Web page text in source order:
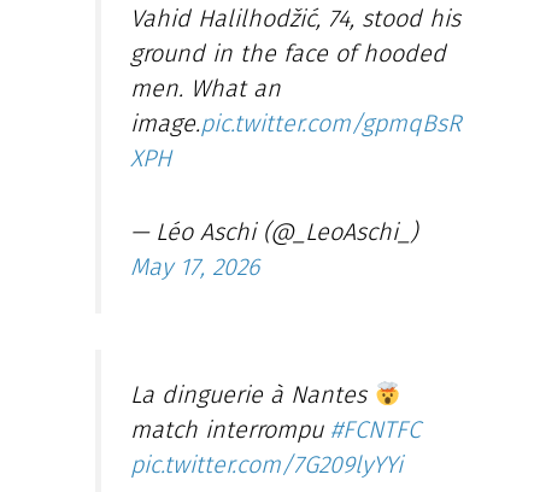
Vahid Halilhodžić, 74, stood his
ground in the face of hooded
men. What an
image.pic.twitter.com/gpmqBsR
XPH
— Léo Aschi (@_LeoAschi_)
May 17, 2026
La dinguerie à Nantes
match interrompu #FCNTFC
pic.twitter.com/7G209lyYYi